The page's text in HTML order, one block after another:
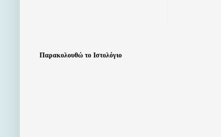
Παρακολουθώ το Ιστολόγιο